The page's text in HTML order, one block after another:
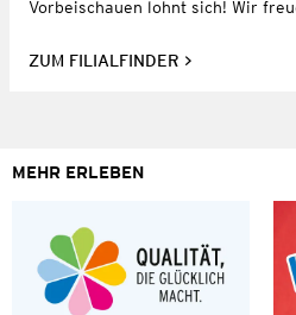
Vorbeischauen lohnt sich! Wir
ZUM FILIALFINDER
MEHR ERLEBEN